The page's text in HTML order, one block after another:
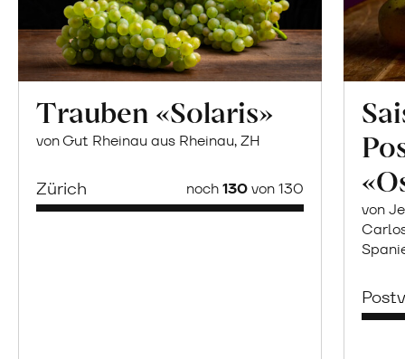
Trauben «Solaris»
von Gut Rheinau aus Rheinau, ZH
Zürich noch130von 130
von